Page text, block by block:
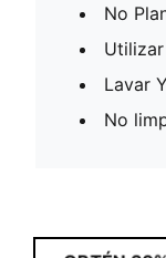
No
Lavar
No